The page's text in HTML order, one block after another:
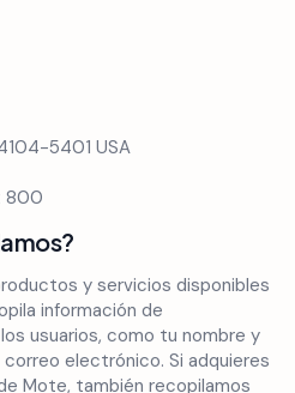
5401 USA
800
y servicios disponibles
información de
usuarios, como tu nombre y
electrónico. Si adquieres
Mote, también recopilamos